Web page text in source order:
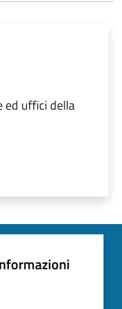
ed uffici della